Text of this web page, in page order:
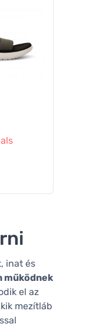
inat és
működnek
el az
mezítláb